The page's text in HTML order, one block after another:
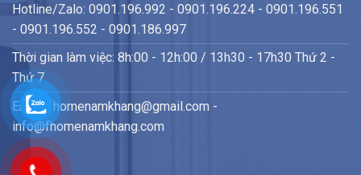
Hotline/Zalo: 0901.196.992 - 0901.196.224 - 0901.196.551
- 0901.196.552 - 0901.186.997
Thời gian làm việc: 8h:00 - 12h:00 / 13h30 - 17h30 Thứ 2 -
Thứ 7
Email: fhomenamkhang@gmail.com -
info@fhomenamkhang.com